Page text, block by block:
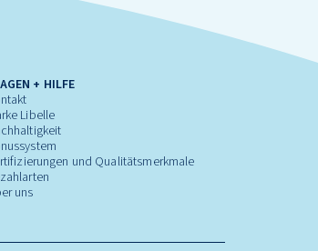
+ HILFE
Libelle
und Qualitätsmerkmale
uns